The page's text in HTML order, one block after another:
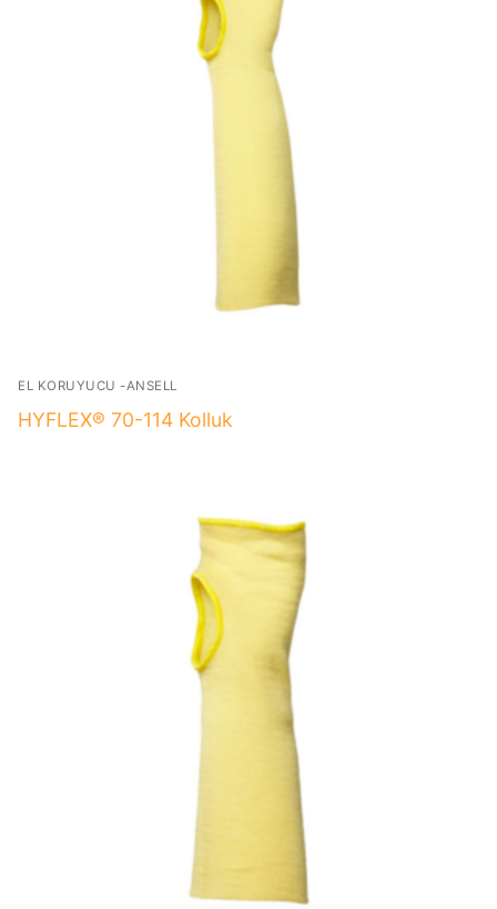
EL KORUYUCU -ANSELL
HYFLEX® 70-114 Kolluk